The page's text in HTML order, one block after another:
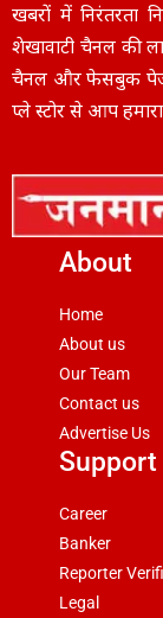
खबरों में निरंतरता
शेखावाटी चैनल की
चैनल और फेसबुक पेज
प्ले स्टोर से आप
About
Home
About us
Our Team
Contact us
Advertise Us
Support
Career
Banker
Reporter
Legal